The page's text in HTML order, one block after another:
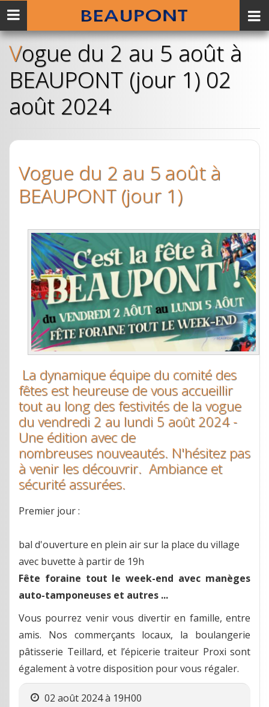
Vogue du 2 au 5 août à
BEAUPONT (jour 1) 02
août 2024
Vogue du 2 au 5 août à
BEAUPONT (jour 1)
La dynamique équipe du comité des
fêtes est heureuse de vous accueillir
tout au long des festivités de la vogue
du vendredi 2 au lundi 5 août 2024 -
Une édition avec de
nombreuses nouveautés. N'hésitez pas
à venir les découvrir. Ambiance et
sécurité assurées.
Premier jour :
bal d'ouverture en plein air sur la place du village
avec buvette à partir de 19h
Fête foraine tout le week-end avec manèges
auto-tamponeuses et autres ...
Vous pourrez venir vous divertir en famille, entre
amis. Nos commerçants locaux, la boulangerie
pâtisserie Teillard, et l’épicerie traiteur Proxi sont
également à votre disposition pour vous régaler.
02 août 2024 à 19H00
Menu
mobile